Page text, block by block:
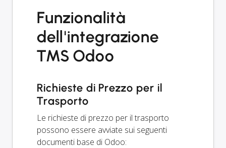
Funzionalità
dell'integrazione
TMS Odoo
Richieste di Prezzo per il
Trasporto
Le richieste di prezzo per il trasporto
possono essere avviate sui seguenti
documenti base di Odoo: